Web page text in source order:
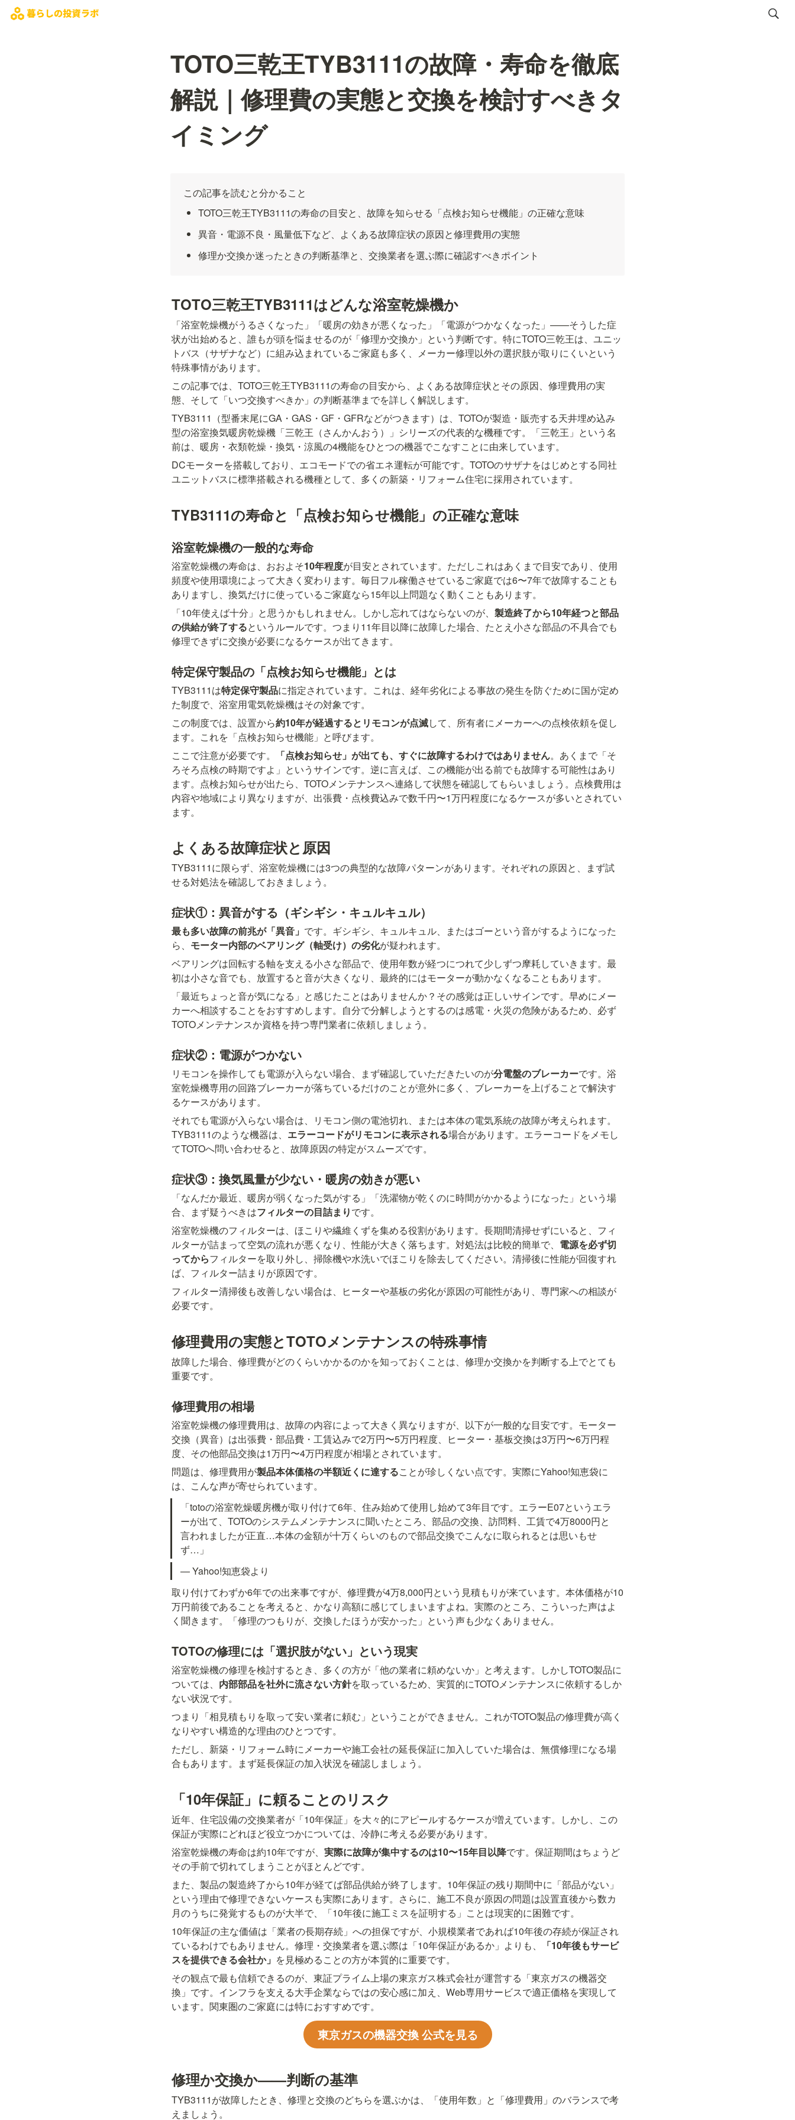
TOTO三乾王TYB3111の故障・寿命を徹底
解説｜修理費の実態と交換を検討すべきタ
イミング
この記事を読むと分かること
TOTO三乾王TYB3111の寿命の目安と、故障を知らせる「点検お知らせ機能」の正確な意味
異音・電源不良・風量低下など、よくある故障症状の原因と修理費用の実態
修理か交換か迷ったときの判断基準と、交換業者を選ぶ際に確認すべきポイント
TOTO三乾王TYB3111はどんな浴室乾燥機か
「浴室乾燥機がうるさくなった」「暖房の効きが悪くなった」「電源がつかなくなった」——そうした症
状が出始めると、誰もが頭を悩ませるのが「修理か交換か」という判断です。特にTOTO三乾王は、ユニッ
トバス（サザナなど）に組み込まれているご家庭も多く、メーカー修理以外の選択肢が取りにくいという
特殊事情があります。
この記事では、TOTO三乾王TYB3111の寿命の目安から、よくある故障症状とその原因、修理費用の実
態、そして「いつ交換すべきか」の判断基準までを詳しく解説します。
TYB3111（型番末尾にGA・GAS・GF・GFRなどがつきます）は、TOTOが製造・販売する天井埋め込み
型の浴室換気暖房乾燥機「三乾王（さんかんおう）」シリーズの代表的な機種です。「三乾王」という名
前は、暖房・衣類乾燥・換気・涼風の4機能をひとつの機器でこなすことに由来しています。
DCモーターを搭載しており、エコモードでの省エネ運転が可能です。TOTOのサザナをはじめとする同社
ユニットバスに標準搭載される機種として、多くの新築・リフォーム住宅に採用されています。
TYB3111の寿命と「点検お知らせ機能」の正確な意味
浴室乾燥機の一般的な寿命
浴室乾燥機の寿命は、おおよそ10年程度が目安とされています。ただしこれはあくまで目安であり、使用
頻度や使用環境によって大きく変わります。毎日フル稼働させているご家庭では6〜7年で故障することも
ありますし、換気だけに使っているご家庭なら15年以上問題なく動くこともあります。
「10年使えば十分」と思うかもしれません。しかし忘れてはならないのが、 製造終了から10年経つと部品
の供給が終了するというルールです。つまり11年目以降に故障した場合、たとえ小さな部品の不具合でも
修理できずに交換が必要になるケースが出てきます。
特定保守製品の「点検お知らせ機能」とは
TYB3111は特定保守製品に指定されています。これは、経年劣化による事故の発生を防ぐために国が定め
た制度で、浴室用電気乾燥機はその対象です。
この制度では、設置から約10年が経過するとリモコンが点滅して、所有者にメーカーへの点検依頼を促し
ます。これを「点検お知らせ機能」と呼びます。
ここで注意が必要です。
「点検お知らせ」が出ても、すぐに故障するわけではありません。あくまで「そ
ろそろ点検の時期ですよ」というサインです。逆に言えば、この機能が出る前でも故障する可能性はあり
ます。点検お知らせが出たら、TOTOメンテナンスへ連絡して状態を確認してもらいましょう。点検費用は
内容や地域により異なりますが、出張費・点検費込みで数千円〜1万円程度になるケースが多いとされてい
ます。
よくある故障症状と原因
TYB3111に限らず、浴室乾燥機には3つの典型的な故障パターンがあります。それぞれの原因と、まず試
せる対処法を確認しておきましょう。
症状①：異音がする（ギシギシ・キュルキュル）
最も多い故障の前兆が「異音」 です。ギシギシ、キュルキュル、またはゴーという音がするようになった
ら、 モーター内部のベアリング（軸受け）の劣化が疑われます。
ベアリングは回転する軸を支える小さな部品で、使用年数が経つにつれて少しずつ摩耗していきます。最
初は小さな音でも、放置すると音が大きくなり、最終的にはモーターが動かなくなることもあります。
「最近ちょっと音が気になる」と感じたことはありませんか？その感覚は正しいサインです。早めにメー
カーへ相談することをおすすめします。自分で分解しようとするのは感電・火災の危険があるため、必ず
TOTOメンテナンスか資格を持つ専門業者に依頼しましょう。
症状②：電源がつかない
リモコンを操作しても電源が入らない場合、まず確認していただきたいのが分電盤のブレーカーです。浴
室乾燥機専用の回路ブレーカーが落ちているだけのことが意外に多く、ブレーカーを上げることで解決す
るケースがあります。
それでも電源が入らない場合は、リモコン側の電池切れ、または本体の電気系統の故障が考えられます。
TYB3111のような機器は、 エラーコードがリモコンに表示される場合があります。エラーコードをメモし
てTOTOへ問い合わせると、故障原因の特定がスムーズです。
症状③：換気風量が少ない・暖房の効きが悪い
「なんだか最近、暖房が弱くなった気がする」「洗濯物が乾くのに時間がかかるようになった」という場
合、まず疑うべきはフィルターの目詰まりです。
浴室乾燥機のフィルターは、ほこりや繊維くずを集める役割があります。長期間清掃せずにいると、フィ
ルターが詰まって空気の流れが悪くなり、性能が大きく落ちます。対処法は比較的簡単で、 電源を必ず切
ってからフィルターを取り外し、掃除機や水洗いでほこりを除去してください。清掃後に性能が回復すれ
ば、フィルター詰まりが原因です。
フィルター清掃後も改善しない場合は、ヒーターや基板の劣化が原因の可能性があり、専門家への相談が
必要です。
修理費用の実態とTOTOメンテナンスの特殊事情
故障した場合、修理費がどのくらいかかるのかを知っておくことは、修理か交換かを判断する上でとても
重要です。
修理費用の相場
浴室乾燥機の修理費用は、故障の内容によって大きく異なりますが、以下が一般的な目安です。モーター
交換（異音）は出張費・部品費・工賃込みで2万円〜5万円程度、ヒーター・基板交換は3万円〜6万円程
度、その他部品交換は1万円〜4万円程度が相場とされています。
問題は、修理費用が製品本体価格の半額近くに達することが珍しくない点です。実際にYahoo!知恵袋に
は、こんな声が寄せられています。
「totoの浴室乾燥暖房機が取り付けて6年、住み始めて使用し始めて3年目です。エラーE07というエラ
ーが出て、TOTOのシステムメンテナンスに聞いたところ、部品の交換、訪問料、工賃で4万8000円と
言われましたが正直…本体の金額が十万くらいのもので部品交換でこんなに取られるとは思いもせ
ず…」
— Yahoo!知恵袋より
取り付けてわずか6年での出来事ですが、修理費が4万8,000円という見積もりが来ています。本体価格が10
万円前後であることを考えると、かなり高額に感じてしまいますよね。実際のところ、こういった声はよ
く聞きます。「修理のつもりが、交換したほうが安かった」という声も少なくありません。
TOTOの修理には「選択肢がない」という現実
浴室乾燥機の修理を検討するとき、多くの方が「他の業者に頼めないか」と考えます。しかしTOTO製品に
ついては、 内部部品を社外に流さない方針を取っているため、実質的にTOTOメンテナンスに依頼するしか
ない状況です。
つまり「相見積もりを取って安い業者に頼む」ということができません。これがTOTO製品の修理費が高く
なりやすい構造的な理由のひとつです。
ただし、新築・リフォーム時にメーカーや施工会社の延長保証に加入していた場合は、無償修理になる場
合もあります。まず延長保証の加入状況を確認しましょう。
「10年保証」に頼ることのリスク
近年、住宅設備の交換業者が「10年保証」を大々的にアピールするケースが増えています。しかし、この
保証が実際にどれほど役立つかについては、冷静に考える必要があります。
浴室乾燥機の寿命は約10年ですが、 実際に故障が集中するのは10〜15年目以降です。保証期間はちょうど
その手前で切れてしまうことがほとんどです。
また、製品の製造終了から10年が経てば部品供給が終了します。10年保証の残り期間中に「部品がない」
という理由で修理できないケースも実際にあります。さらに、施工不良が原因の問題は設置直後から数カ
月のうちに発覚するものが大半で、「10年後に施工ミスを証明する」ことは現実的に困難です。
10年保証の主な価値は「業者の長期存続」への担保ですが、小規模業者であれば10年後の存続が保証され
ているわけでもありません。修理・交換業者を選ぶ際は「10年保証があるか」よりも、
「10年後もサービ
スを提供できる会社か」 を見極めることの方が本質的に重要です。
その観点で最も信頼できるのが、東証プライム上場の東京ガス株式会社が運営する「東京ガスの機器交
換」です。インフラを支える大手企業ならではの安心感に加え、Web専用サービスで適正価格を実現して
います。関東圏のご家庭には特におすすめです。
東京ガスの機器交換 公式を見る
修理か交換か——判断の基準
TYB3111が故障したとき、修理と交換のどちらを選ぶかは、「使用年数」と「修理費用」のバランスで考
えましょう。